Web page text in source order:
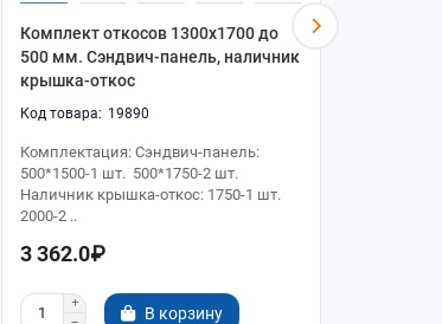
Комплект откосов 1300x1700 до
500 мм. Сэндвич-панель, наличник
крышка-откос
19890
Комплектация: Сэндвич-панель:
500*1500-1 шт. 500*1750-2 шт.
Наличник крышка-откос: 1750-1 шт.
2000-2 ..
3 362.0₽
В корзину